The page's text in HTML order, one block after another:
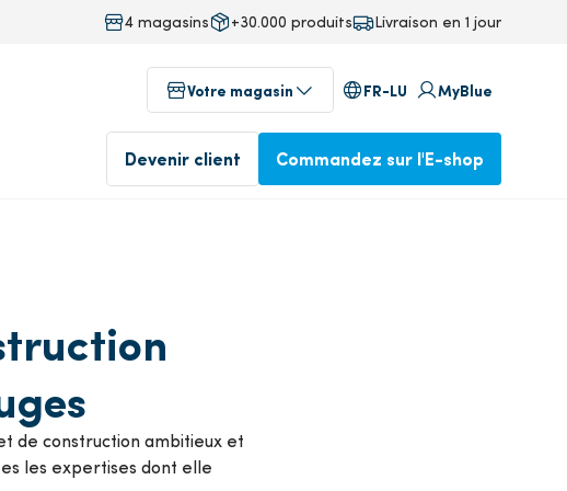
4 magasins +30.000 produits Livraison en 1 jour
Votre magasin FR-LU MyBlue
de cuisine
self-service)
Devenir client Commandez sur l'E-shop
de construction ambitieux et
les expertises dont elle